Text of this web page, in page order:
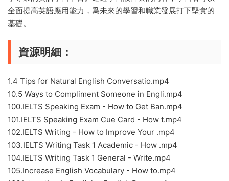
全面提高英語應用能力，爲未來的學習和職業發展打下堅實的
基礎。
資源明細：
1.4 Tips for Natural English Conversatio.mp4
10.5 Ways to Compliment Someone in Engli.mp4
100.IELTS Speaking Exam - How to Get Ban.mp4
101.IELTS Speaking Exam Cue Card - How t.mp4
102.IELTS Writing - How to Improve Your .mp4
103.IELTS Writing Task 1 Academic - How .mp4
104.IELTS Writing Task 1 General - Write.mp4
105.Increase English Vocabulary - How to.mp4